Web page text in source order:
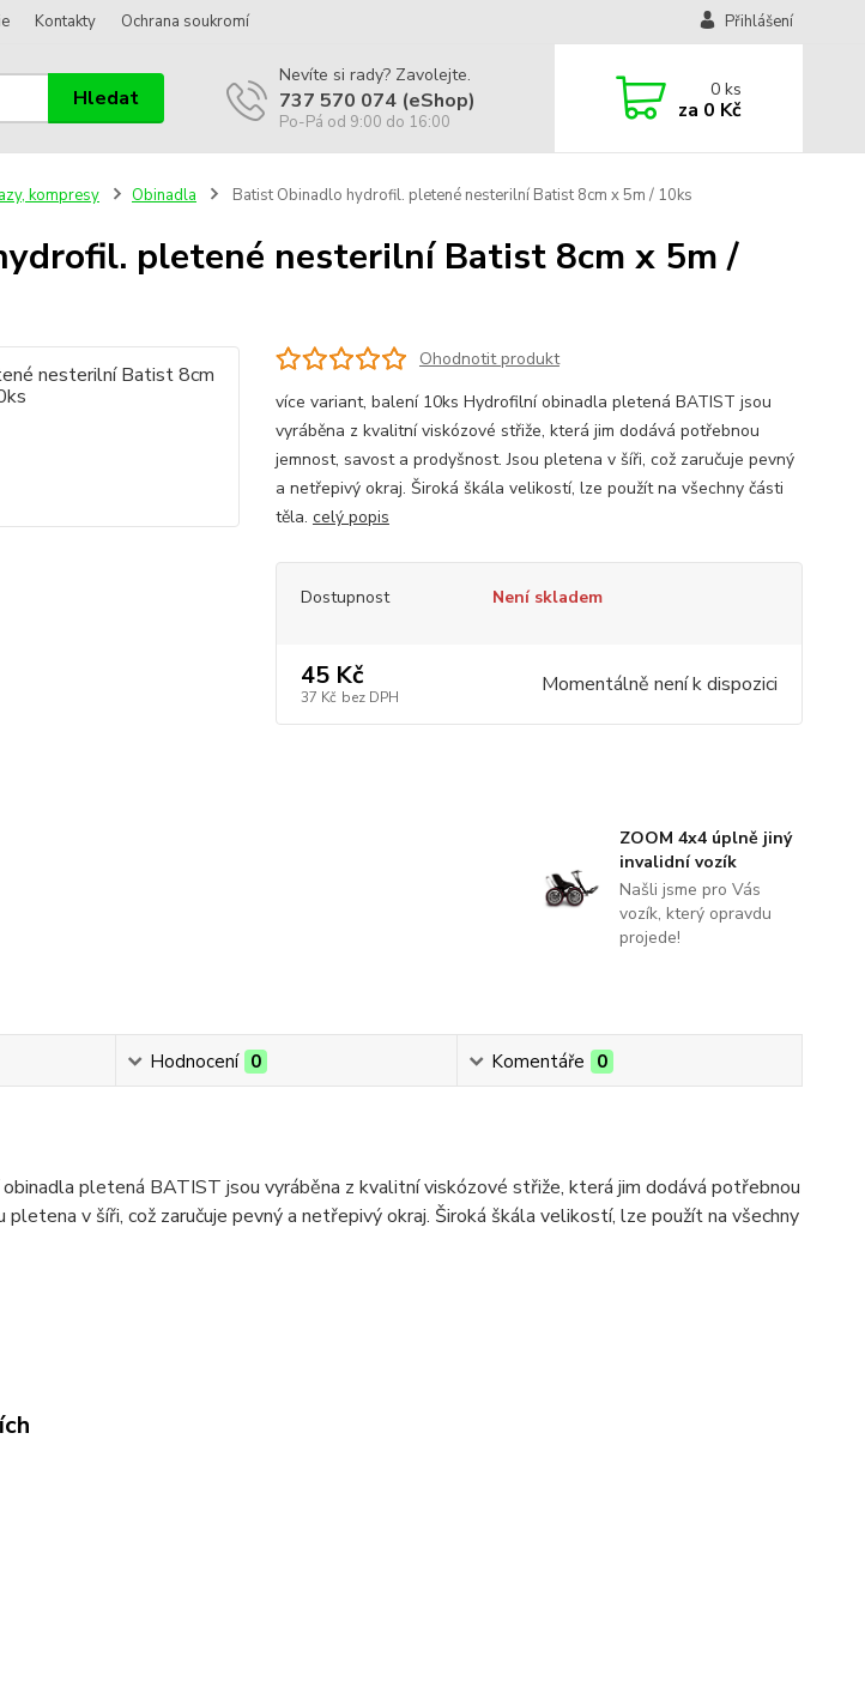
Kontakty Ochrana soukromí Přihlášení
Hledat
Nevíte si rady? Zavolejte.
737 570 074 (eShop)
Po-Pá od 9:00 do 16:00
0ks
za 0 Kč
kompresy Obinadla Batist Obinadlo hydrofil. pletené nesterilní Batist 8cm x 5m / 10ks
pletené nesterilní Batist 8cm x 5m /
Ohodnotit produkt
více variant, balení 10ks Hydrofilní obinadla pletená BATIST jsou
vyráběna z kvalitní viskózové střiže, která jim dodává potřebnou
jemnost, savost a prodyšnost. Jsou pletena v šíři, což zaručuje pevný
a netřepivý okraj. Široká škála velikostí, lze použít na všechny části
těla. celý popis
Dostupnost Není skladem
45 Kč
37 Kč bez DPH Momentálně není k dispozici
ZOOM 4x4 úplně jiný
invalidní vozík
Našli jsme pro Vás
vozík, který opravdu
projede!
Hodnocení 0 Komentáře 0
pletená BATIST jsou vyráběna z kvalitní viskózové střiže, která jim dodává potřebnou
v šíři, což zaručuje pevný a netřepivý okraj. Široká škála velikostí, lze použít na všechny